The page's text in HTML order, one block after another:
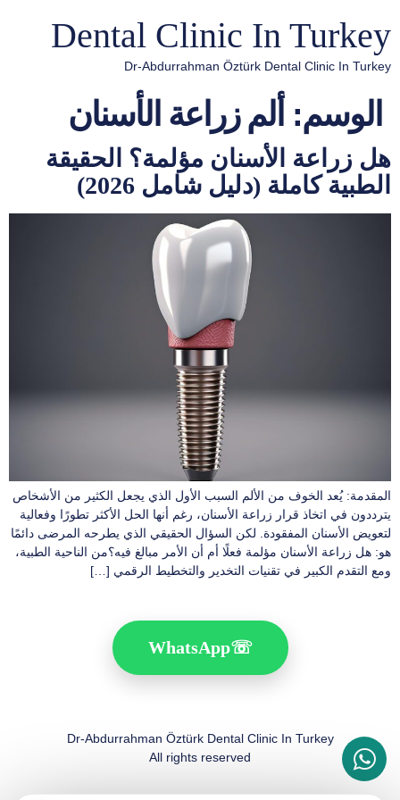
Dental Clinic In Turkey
Dr-Abdurrahman Öztürk Dental Clinic In Turkey
الوسم: ألم زراعة الأسنان
هل زراعة الأسنان مؤلمة؟ الحقيقة
الطبية كاملة (دليل شامل 2026)
المقدمة: يُعد الخوف من الألم السبب الأول الذي يجعل الكثير من الأشخاص
يترددون في اتخاذ قرار زراعة الأسنان، رغم أنها الحل الأكثر تطورًا وفعالية
لتعويض الأسنان المفقودة. لكن السؤال الحقيقي الذي يطرحه المرضى دائمًا
هو: هل زراعة الأسنان مؤلمة فعلًا أم أن الأمر مبالغ فيه؟من الناحية الطبية،
ومع التقدم الكبير في تقنيات التخدير والتخطيط الرقمي […]
☏
WhatsApp
Dr-Abdurrahman Öztürk Dental Clinic In Turkey
All rights reserved